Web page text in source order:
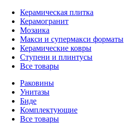
Керамическая плитка
Керамогранит
Мозаика
Макси и супермакси форматы
Керамические ковры
Ступени и плинтусы
Все товары
Раковины
Унитазы
Биде
Комплектующие
Все товары